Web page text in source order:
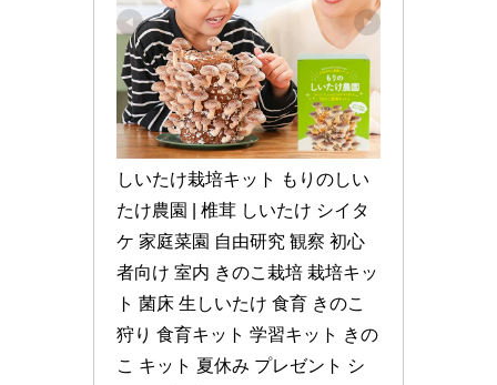
しいたけ栽培キット もりのしい
たけ農園 | 椎茸 しいたけ シイタ
ケ 家庭菜園 自由研究 観察 初心
者向け 室内 きのこ栽培 栽培キッ
ト 菌床 生しいたけ 食育 きのこ
狩り 食育キット 学習キット きの
こ キット 夏休み プレゼント シ